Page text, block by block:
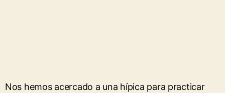
Nos hemos acercado a una hípica para practicar